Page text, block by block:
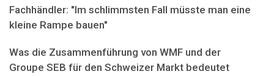
Fachhändler: "Im schlimmsten Fall müsste man eine
kleine Rampe bauen"
Was die Zusammenführung von WMF und der
Groupe SEB für den Schweizer Markt bedeutet